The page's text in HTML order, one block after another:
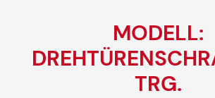
MODELL:
TRG.